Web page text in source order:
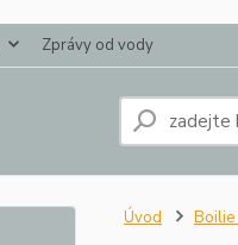
Zprávy od vody
Úvod Boilie